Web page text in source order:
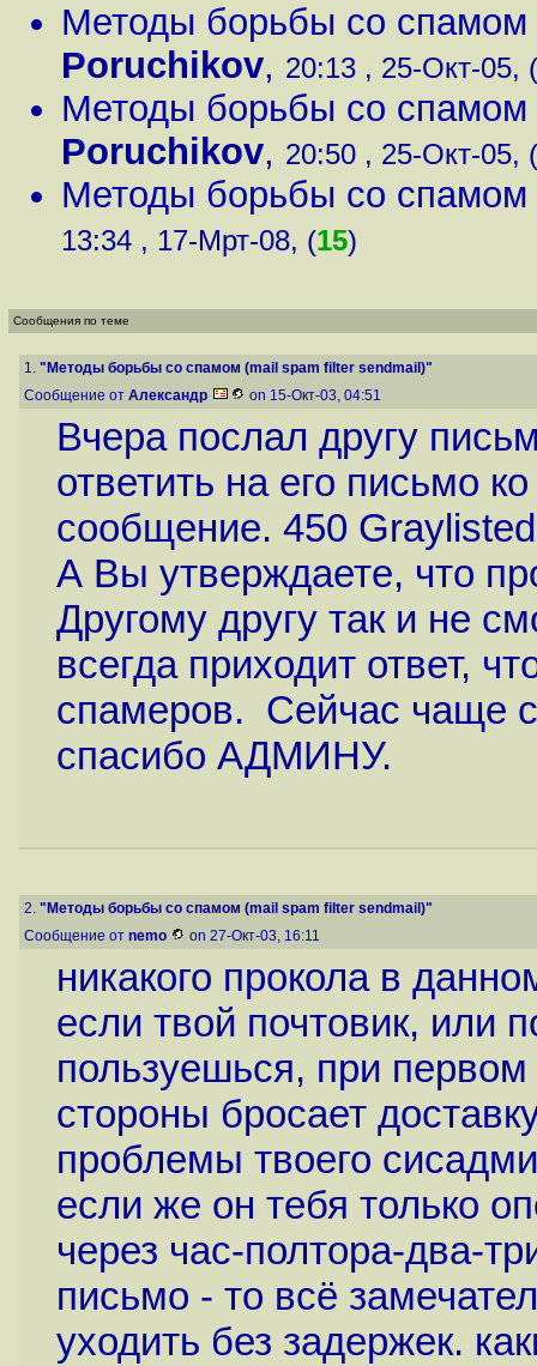
Методы борьбы со
Poruchikov, 20:13 , 25-Окт-05, (
Методы борьбы со
Poruchikov, 20:50 , 25-Окт-05, (
Методы борьбы со
13:34 , 17-Мрт-08, (15)
Сообщения по теме
1. "Методы борьбы со спамом (mail spam filter sendmail)"
Сообщение от Александр on 15-Окт-03, 04:51
Вчера послал другу
ответить на его письмо
сообщение. 450
А Вы утверждаете, что
Другому другу так и не
всегда приходит ответ,
спамеров. Сейчас чаще
спасибо АДМИНУ.
2. "Методы борьбы со спамом (mail spam filter sendmail)"
Сообщение от nemo on 27-Окт-03, 16:11
никакого прокола в
если твой почтовик, или
пользуешься, при
стороны бросает
проблемы твоего
если же он тебя только
через час-полтора-два-
письмо - то всё
уходить без задержек.